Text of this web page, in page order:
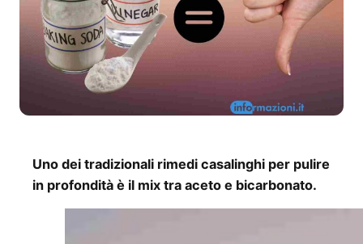
Uno dei tradizionali rimedi casalinghi per pulire
in profondità è il mix tra aceto e bicarbonato.